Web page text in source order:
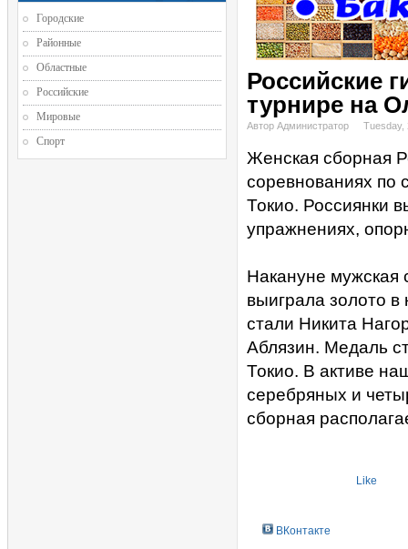
Российские
турнире на
Автор Администратор Tuesday,
Женская сборная
соревнованиях по
Токио. Россиянки
упражнениях,
Накануне мужская
выиграла золото
стали Никита
Аблязин. Медаль
Токио. В активе
серебряных и
сборная
Like
ВКонтакте
Городские
Районные
Областные
Российские
Мировые
Спорт